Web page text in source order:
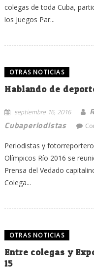
colegas de toda Cuba,
los Juegos Par...
OTRAS NOTICIAS
Hablando de
septiembre 16, 2016
Cubaperiodistas
Periodistas y
Olímpicos Río 2016 se
Prensa del Vedado
Colega...
OTRAS NOTICIAS
Entre colegas y
15